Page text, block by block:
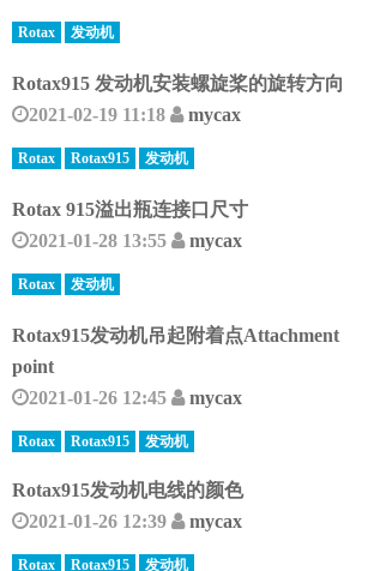
Rotax 发动机
Rotax915 发动机安装螺旋桨的旋转方向
2021-02-19 11:18
mycax
Rotax Rotax915 发动机
Rotax 915溢出瓶连接口尺寸
2021-01-28 13:55
mycax
Rotax 发动机
Rotax915发动机吊起附着点Attachment
point
2021-01-26 12:45
mycax
Rotax Rotax915 发动机
Rotax915发动机电线的颜色
2021-01-26 12:39
mycax
Rotax Rotax915 发动机